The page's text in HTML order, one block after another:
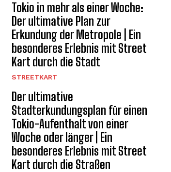
Tokio in mehr als einer Woche:
Der ultimative Plan zur
Erkundung der Metropole | Ein
besonderes Erlebnis mit Street
Kart durch die Stadt
STREETKART
Der ultimative
Stadterkundungsplan für einen
Tokio-Aufenthalt von einer
Woche oder länger | Ein
besonderes Erlebnis mit Street
Kart durch die Straßen